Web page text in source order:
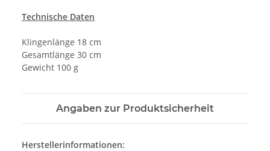
Technische Daten
Klingenlänge 18 cm
Gesamtlänge 30 cm
Gewicht 100 g
Angaben zur Produktsicherheit
Herstellerinformationen: